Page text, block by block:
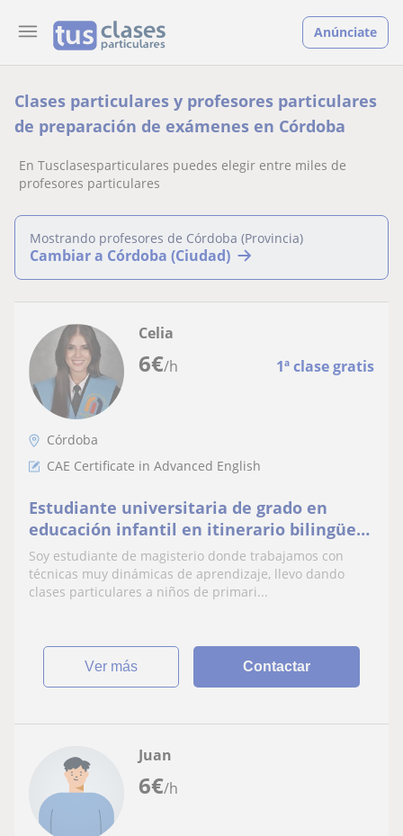
Anúnciate
Clases particulares y profesores particulares
de preparación de exámenes en Córdoba
En Tusclasesparticulares puedes elegir entre miles de
profesores particulares
Mostrando profesores de Córdoba (Provincia)
Cambiar a Córdoba (Ciudad)
6€/h 1ª clase gratis
Celia
Córdoba
CAE Certificate in Advanced English
Estudiante universitaria de grado en
educación infantil en itinerario bilingüe
con un b2 en inglés
Soy estudiante de magisterio donde trabajamos con
técnicas muy dinámicas de aprendizaje, llevo dando
clases particulares a niños de primari...
ver más Contactar
6€/h
Juan